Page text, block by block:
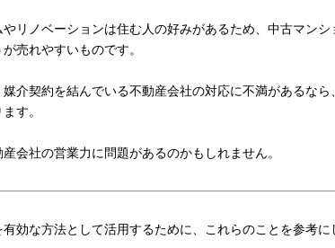
やリノベーションは住む人の好みがあるため、中古マン
売れやすいものです。
介契約を結んでいる不動産会社の対応に不満があるな
す。
会社の営業力に問題があるのかもしれません。
効な方法として活用するために、これらのことを参考に